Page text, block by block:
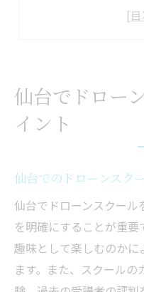
仙台でドロー
宮城県でのドロー
ドローンスク
宮城での資格
仙台で資格を
国家資格取得
仙台のドローンス
仙台でドロー
イント
仙台でのドローンスク
仙台でドローンスクー
を明確にすることが重要
趣味として楽しむのかに
ます。また、スクール